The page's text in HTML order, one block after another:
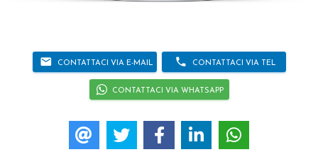
email CONTATTACI VIA E-MAIL phone CONTATTACI VIA TEL
CONTATTACI VIA WHATSAPP